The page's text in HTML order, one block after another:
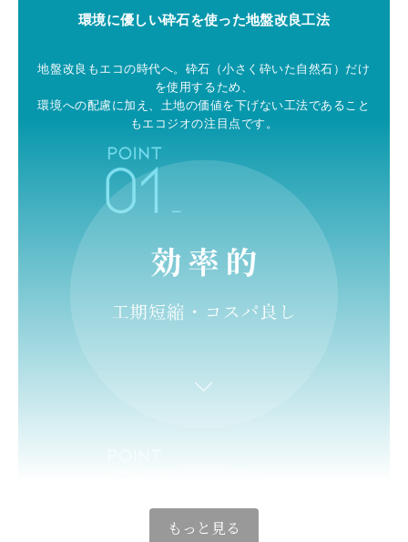
※ご希望により後日、「受入証明書」を発行いたします
搬入時の注意事項
■搬入は受け入れ時間厳守でお願いします
■申し込み、受け入れ事前協議が終了していない発生
土の受け入れはできません
■申し込み内容に変更が生じた際は、速やかに担当者
■受け入れ不能物の混入が発見された場合は、排出事
■自らダンプアップ等により荷下ろしができない車両
合わせください）
■受け入れの都合により、待ち時間が発生する場合が
環境に優しい砕石を使った地盤改良工法
地盤改良もエコの時代へ。砕石（小さく砕いた自然石）だけ
を使用するため、
環境への配慮に加え、土地の価値を下げない工法であること
もエコジオの注目点です。
もっと見る